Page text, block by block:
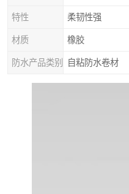
特性 柔韧性强
材质 橡胶
防水产品类别 自粘防水卷材